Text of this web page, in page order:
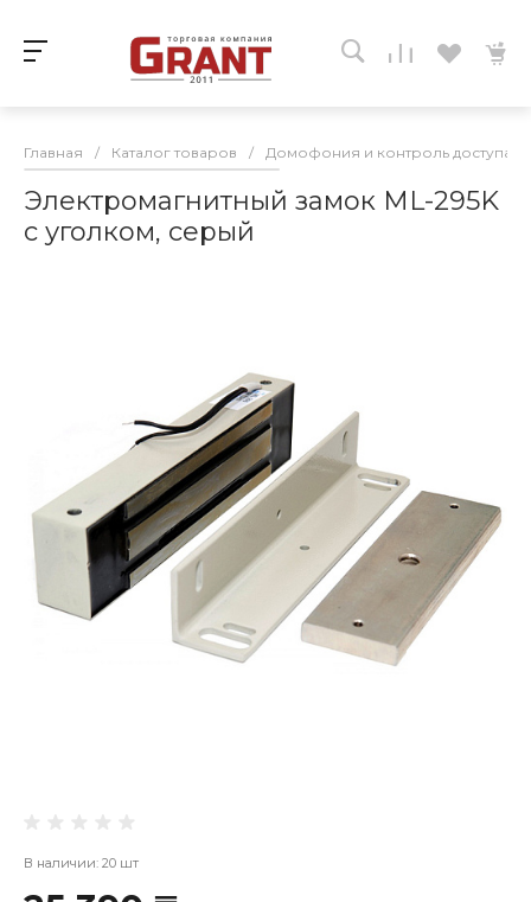
Главная / Каталог товаров / Домофония и контроль доступа
Электромагнитный замок ML-295K
с уголком, серый
В наличии: 20 шт